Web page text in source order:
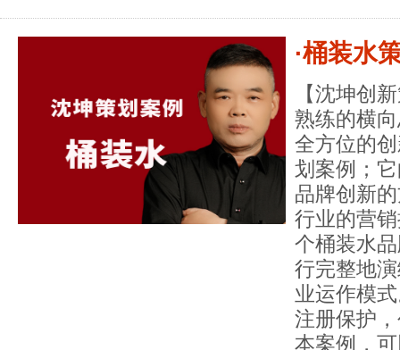
·桶装水
【沈坤创
熟练的横
全方位的
划案例；
品牌创新
行业的营
个桶装水
行完整地
业运作模
注册保护
本案例，